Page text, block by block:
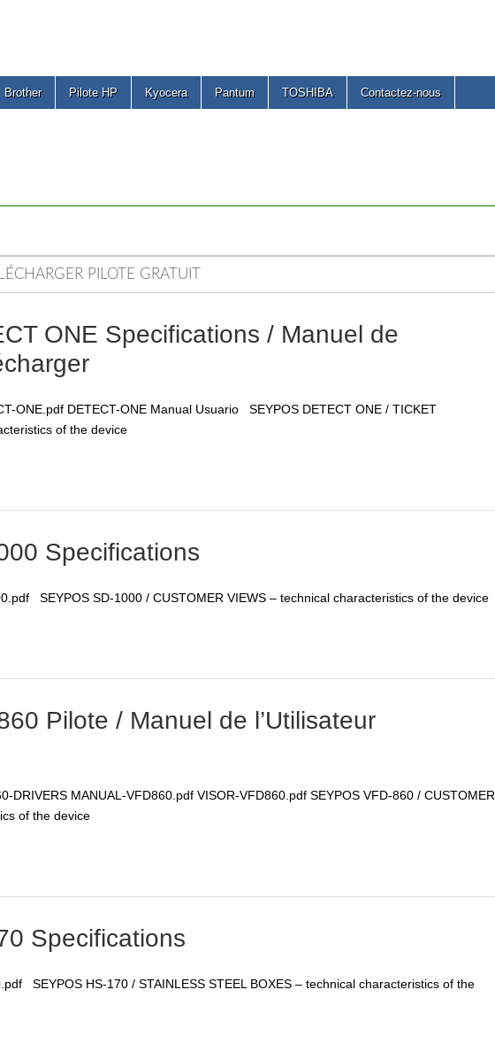
Brother Pilote HP Kyocera Pantum TOSHIBA Contactez-nous
PILOTE GRATUIT
ONE Specifications / Manuel de
ONE.pdf DETECT-ONE Manual Usuario SEYPOS DETECT ONE / TICKET
of the device
Specifications
SEYPOS SD-1000 / CUSTOMER VIEWS – technical characteristics of the device
Pilote / Manuel de l’Utilisateur
DRIVERS MANUAL-VFD860.pdf VISOR-VFD860.pdf SEYPOS VFD-860 / CUSTOMER
of the device
Specifications
SEYPOS HS-170 / STAINLESS STEEL BOXES – technical characteristics of the